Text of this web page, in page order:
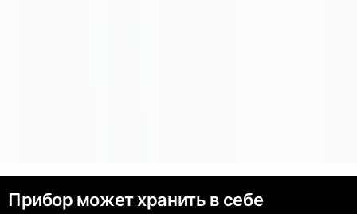
Прибор может хранить в себе